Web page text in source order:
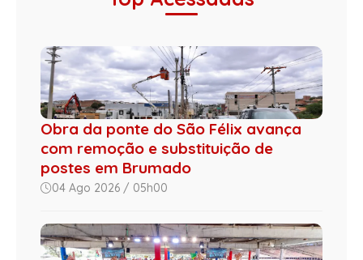
Obra da ponte do São Félix avança
com remoção e substituição de
postes em Brumado
04 Ago 2026 / 05h00